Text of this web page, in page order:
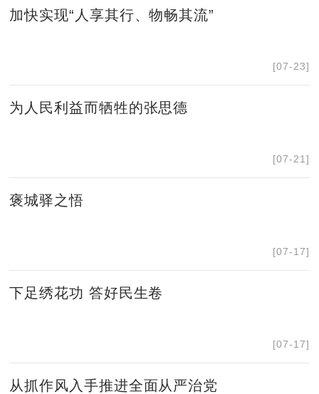
加快实现“人享其行、物畅其流”
[07-23]
为人民利益而牺牲的张思德
[07-21]
褒城驿之悟
[07-17]
下足绣花功 答好民生卷
[07-17]
从抓作风入手推进全面从严治党